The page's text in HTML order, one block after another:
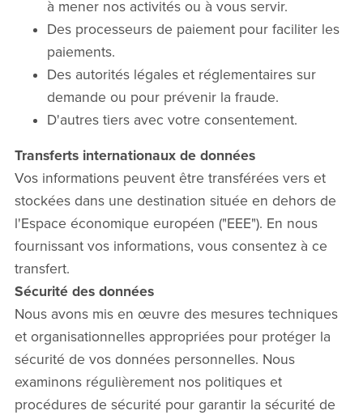
à mener nos activités ou à vous servir.
Des processeurs de paiement pour faciliter les
paiements.
Des autorités légales et réglementaires sur
demande ou pour prévenir la fraude.
D'autres tiers avec votre consentement.
Transferts internationaux de données
Vos informations peuvent être transférées vers et
stockées dans une destination située en dehors de
l'Espace économique européen ("EEE"). En nous
fournissant vos informations, vous consentez à ce
transfert.
Sécurité des données
Nous avons mis en œuvre des mesures techniques
et organisationnelles appropriées pour protéger la
sécurité de vos données personnelles. Nous
examinons régulièrement nos politiques et
procédures de sécurité pour garantir la sécurité de